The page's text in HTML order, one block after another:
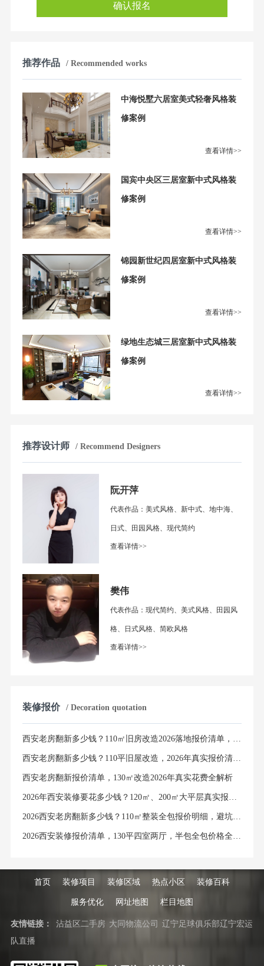
确认报名
推荐作品 / Recommended works
中海悦墅六居室美式轻奢风格装
修案例
查看详情>>
国宾中央区三居室新中式风格装
修案例
查看详情>>
锦园新世纪四居室新中式风格装
修案例
查看详情>>
绿地生态城三居室新中式风格装
修案例
查看详情>>
推荐设计师 / Recommend Designers
阮开萍
代表作品：美式风格、新中式、地中海、
日式、田园风格、现代简约
查看详情>>
樊伟
代表作品：现代简约、美式风格、田园风
格、日式风格、简欧风格
查看详情>>
装修报价 / Decoration quotation
西安老房翻新多少钱？110㎡旧房改造2026落地报价清单，避坑指南
西安老房翻新多少钱？110平旧屋改造，2026年真实报价清单曝光
西安老房翻新报价清单，130㎡改造2026年真实花费全解析
2026年西安装修要花多少钱？120㎡、200㎡大平层真实报价清单曝光
2026西安老房翻新多少钱？110㎡整装全包报价明细，避坑必看
2026西安装修报价清单，130平四室两厅，半包全包价格全解析
首页 装修项目 装修区域 热点小区 装修百科
服务优化 网址地图 栏目地图
友情链接： 沾益区二手房 大同物流公司
辽宁足球俱乐部辽宁宏运
队直播